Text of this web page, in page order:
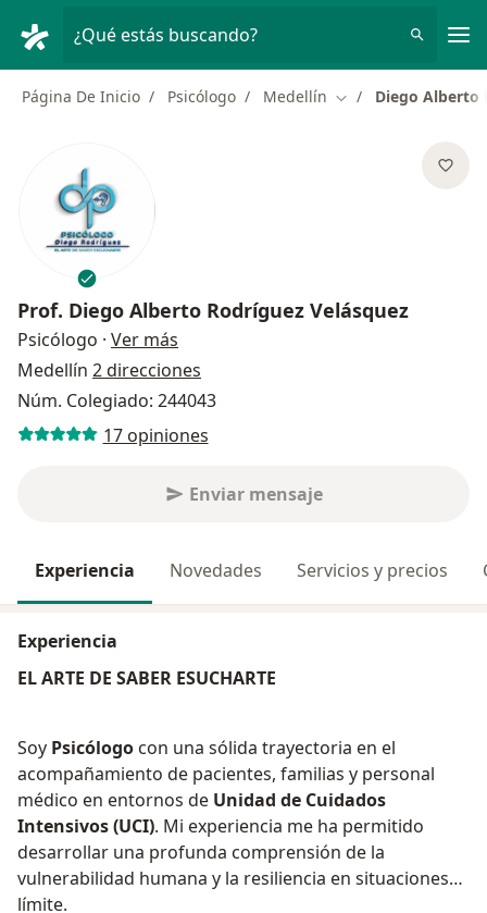
¿Qué estás buscando?
Página De Inicio Psicólogo Medellín Cambiar de ciudad
Diego Alberto
Prof. Diego Alberto Rodríguez Velásquez
Psicólogo · Ver más
Medellín 2 direcciones
Núm. Colegiado: 244043
17 opiniones
Enviar mensaje
Experiencia Novedades Servicios y precios
Experiencia
EL ARTE DE SABER ESUCHARTE
Soy Psicólogo con una sólida trayectoria en el
acompañamiento de pacientes, familias y personal
médico en entornos de Unidad de Cuidados
Intensivos (UCI). Mi experiencia me ha permitido
desarrollar una profunda comprensión de la
vulnerabilidad humana y la resiliencia en situaciones
límite.